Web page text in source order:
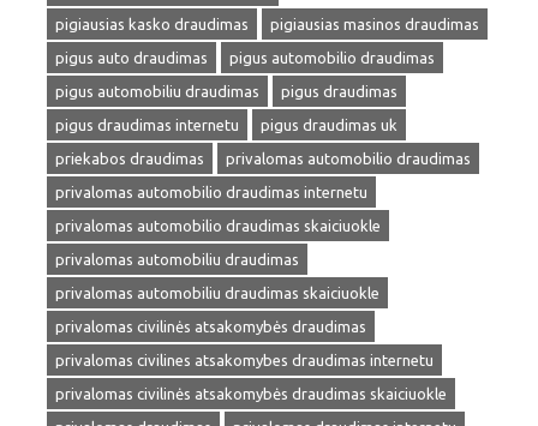
pigiausias kasko draudimas
pigiausias masinos draudimas
pigus auto draudimas
pigus automobilio draudimas
pigus automobiliu draudimas
pigus draudimas
pigus draudimas internetu
pigus draudimas uk
priekabos draudimas
privalomas automobilio draudimas
privalomas automobilio draudimas internetu
privalomas automobilio draudimas skaiciuokle
privalomas automobiliu draudimas
privalomas automobiliu draudimas skaiciuokle
privalomas civilinės atsakomybės draudimas
privalomas civilines atsakomybes draudimas internetu
privalomas civilinės atsakomybės draudimas skaiciuokle